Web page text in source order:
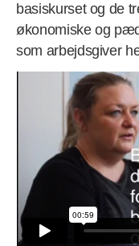
basiskurset og de
økonomiske og
som arbejdsgiver